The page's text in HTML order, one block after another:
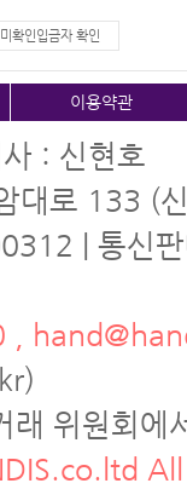
미확인입금자 확인
이용약관
사 : 신현호
대로 133 (
| 통신
,
래 위원회